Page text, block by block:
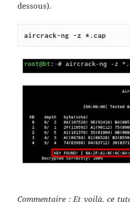
dessous).
aircrack-ng -z *.cap
Commentaire : Et voilà, ce